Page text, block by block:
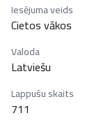
Iesējuma veids
Cietos vākos
Valoda
Latviešu
Lappušu skaits
711